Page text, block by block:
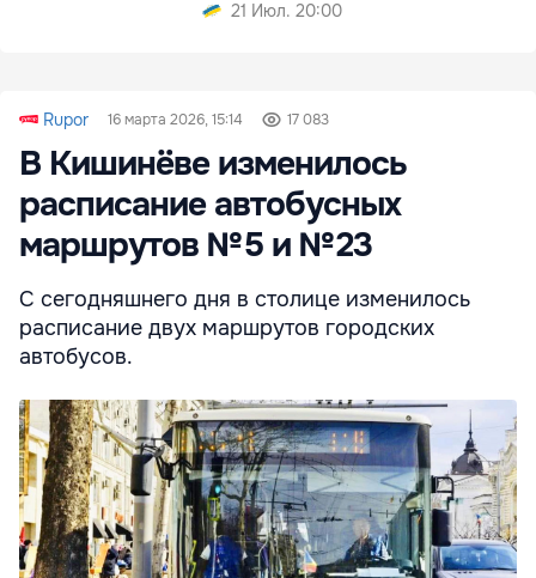
21 Июл. 20:00
Rupor 16 марта 2026, 15:14 17 083
В Кишинёве изменилось
расписание автобусных
маршрутов № 5 и № 23
С сегодняшнего дня в столице изменилось
расписание двух маршрутов городских
автобусов.